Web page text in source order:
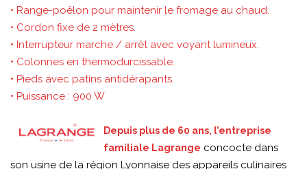
• Range-poêlon pour maintenir le fromage au chaud.
• Cordon fixe de 2 mètres.
• Interrupteur marche / arrêt avec voyant lumineux.
• Colonnes en thermodurcissable.
• Pieds avec patins antidérapants.
• Puissance : 900 W
Depuis plus de 60 ans, l’entreprise
familiale Lagrange concocte dans
son usine de la région Lyonnaise des appareils culinaires